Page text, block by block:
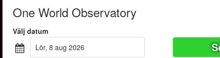
One World Observatory
Välj datum
lör, 8 aug 2026